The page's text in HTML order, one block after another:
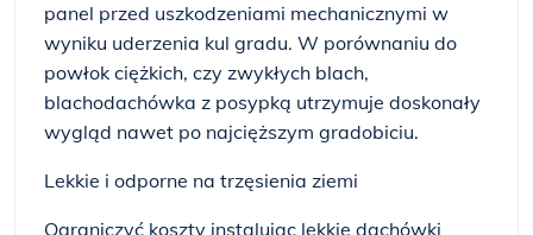
panel przed uszkodzeniami mechanicznymi w
wyniku uderzenia kul gradu. W porównaniu do
powłok ciężkich, czy zwykłych blach,
blachodachówka z posypką utrzymuje doskonały
wygląd nawet po najcięższym gradobiciu.
Lekkie i odporne na trzęsienia ziemi
Ograniczyć koszty instalując lekkie dachówki